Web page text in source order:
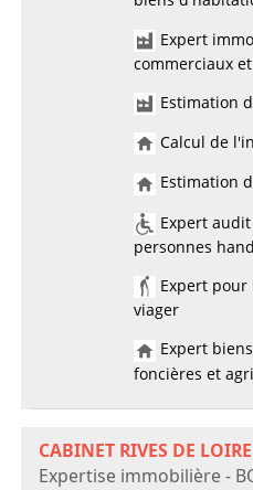
Expert
commerciaux
Estimation
Calcul de
Estimation
Expert
personnes
Expert pour
viager
Expert
foncières et
CABINET RIVES DE
Expertise immobilière -